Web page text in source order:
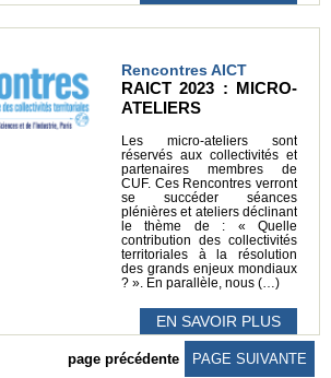
Rencontres AICT
RAICT 2023 : MICRO-
ATELIERS
Les micro-ateliers sont
réservés aux collectivités et
partenaires membres de
CUF. Ces Rencontres verront
se succéder séances
plénières et ateliers déclinant
le thème de : « Quelle
contribution des collectivités
territoriales à la résolution
des grands enjeux mondiaux
? ». En parallèle, nous (…)
EN SAVOIR PLUS
page précédente PAGE SUIVANTE